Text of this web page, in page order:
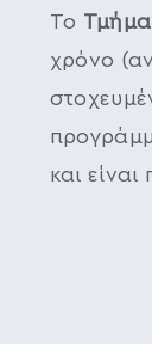
Το
χρόνο
και